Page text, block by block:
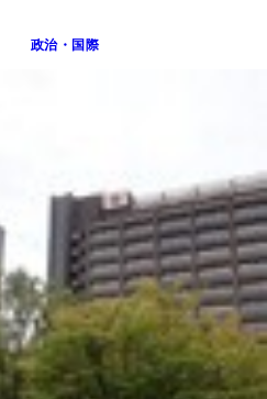
政治・国際